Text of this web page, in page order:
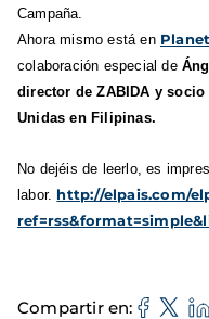
Campaña.
Ahora mismo está en
colaboración especial de
director de ZABIDA y
Unidas en Filipinas.
No dejéis de leerlo, es
labor. http://elpais.com/
Compartir en